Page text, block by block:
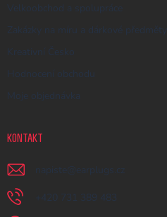
Velkoobchod a spolupráce
Zakázky na míru a dárkové předměty
Kreativní Česko
Hodnocení obchodu
Moje objednávka
KONTAKT
napiste @ earplugs.cz
+420 731 389 483